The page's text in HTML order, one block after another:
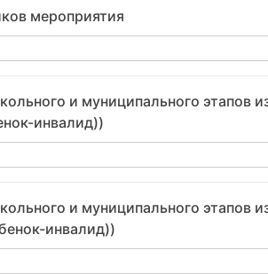
мероприятия
и муниципального этапов
инвалид))
и муниципального этапов
инвалид))